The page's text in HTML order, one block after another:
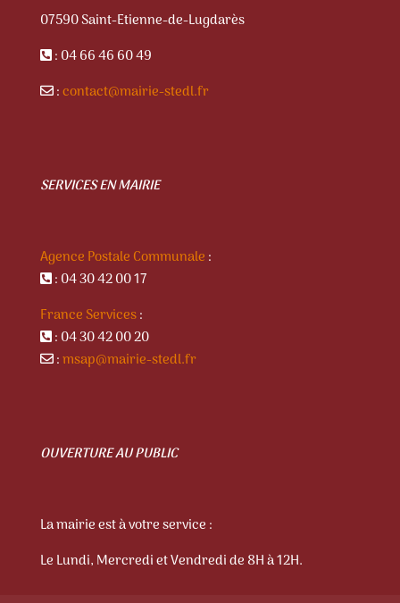
07590 Saint-Etienne-de-Lugdarès
: 04 66 46 60 49
:contact@mairie-stedl.fr
SERVICES EN MAIRIE
Agence Postale Communale :
: 04 30 42 00 17
France Services:
: 04 30 42 00 20
:msap@mairie-stedl.fr
OUVERTURE AU PUBLIC
La mairie est à votre service :
Le Lundi, Mercredi et Vendredi de 8H à 12H.